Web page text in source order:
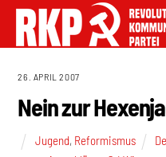
26. APRIL 2007
Nein zur
Jugend, Reformismus